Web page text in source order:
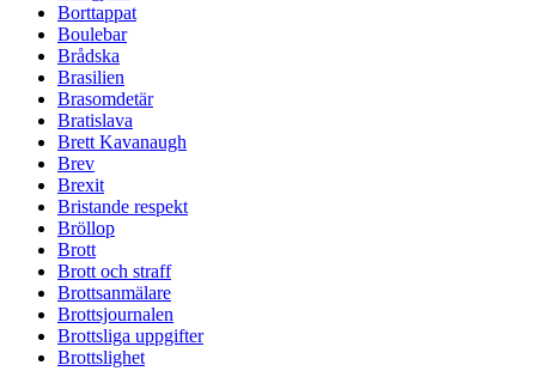
Borttappat
Boulebar
Brådska
Brasilien
Brasomdetär
Bratislava
Brett Kavanaugh
Brev
Brexit
Bristande respekt
Bröllop
Brott
Brott och straff
Brottsanmälare
Brottsjournalen
Brottsliga uppgifter
Brottslighet